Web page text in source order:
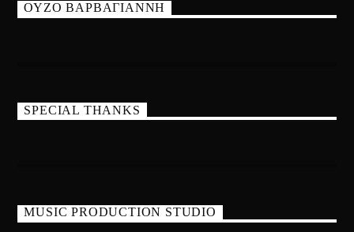
ΟΥΖΟ ΒΑΡΒΑΓΙΑΝΝΗ
SPECIAL THANKS
MUSIC PRODUCTION STUDIO